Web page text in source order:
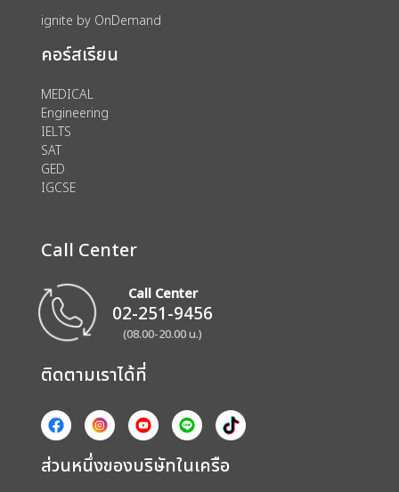
ignite by OnDemand
คอร์สเรียน
MEDICAL
Engineering
IELTS
SAT
GED
IGCSE
Call Center
Call Center
02-251-9456
(08.00-20.00 น.)
ติดตามเราได้ที่
ส่วนหนึ่งของบริษัทในเครือ